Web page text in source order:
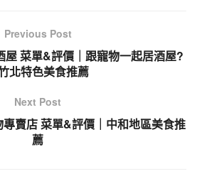
Previous Post
屋 菜單&評價｜跟寵物一起居酒屋?
北特色美食推薦
Next Post
賣店 菜單&評價｜中和地區美食推
薦